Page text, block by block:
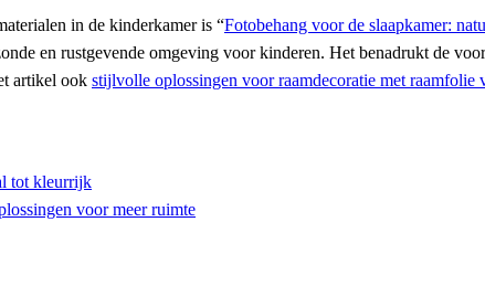
in de kinderkamer is “Fotobehang voor de slaapkamer:
en rustgevende omgeving voor kinderen. Het benadrukt de
artikel ook stijlvolle oplossingen voor raamdecoratie met raamfolie
tot kleurrijk
voor meer ruimte